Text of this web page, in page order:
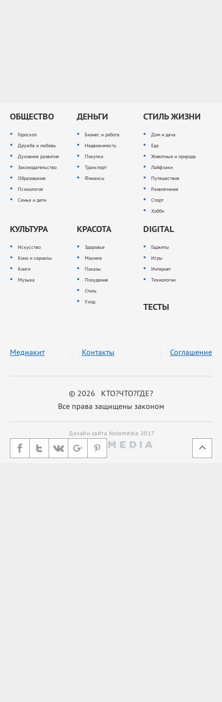
ОБЩЕСТВО
Гороскоп
Дружба и любовь
Духовное развитие
Законодательство
Образование
Психология
Семья и дети
ДЕНЬГИ
Бизнес и работа
Недвижимость
Покупки
Транспорт
Финансы
СТИЛЬ ЖИЗНИ
Дом и дача
Еда
Животные и природа
Лайфхаки
Путешествия
Развлечения
Спорт
Хобби
КУЛЬТУРА
Искусство
Кино и сериалы
Книги
Музыка
КРАСОТА
Здоровье
Макияж
Показы
Похудение
Стиль
Уход
DIGITAL
Гаджеты
Игры
Интернет
Технологии
ТЕСТЫ
© 2026 КТО?ЧТО?ГДЕ?
Все права защищены законом
Медиакит Контакты Соглашение
Дизайн сайта Notamedia 2017